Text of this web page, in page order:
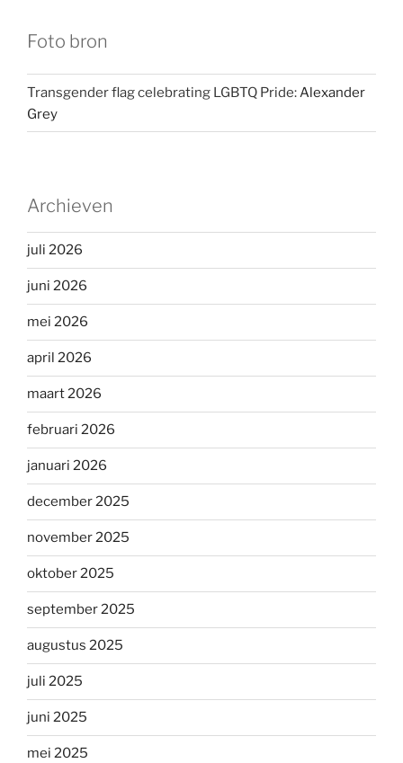
Foto bron
Transgender flag celebrating LGBTQ Pride:Alexander
Grey
Archieven
juli 2026
juni 2026
mei 2026
april 2026
maart 2026
februari 2026
januari 2026
december 2025
november 2025
oktober 2025
september 2025
augustus 2025
juli 2025
juni 2025
mei 2025